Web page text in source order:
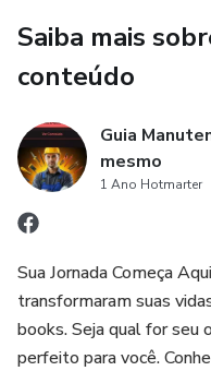
Saiba mais
conteúdo
Guia
mesmo
1 Ano Hotmarter
Sua Jornada Começa
transformaram suas
books. Seja qual for seu
perfeito para você.